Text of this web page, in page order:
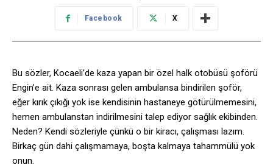
Facebook X
Bu sözler, Kocaeli’de kaza yapan bir özel halk otobüsü şoförü
Engin’e ait. Kaza sonrası gelen ambulansa bindirilen şoför,
eğer kırık çıkığı yok ise kendisinin hastaneye götürülmemesini,
hemen ambulanstan indirilmesini talep ediyor sağlık ekibinden.
Neden? Kendi sözleriyle çünkü o bir kiracı, çalışması lazım.
Birkaç gün dahi çalışmamaya, boşta kalmaya tahammülü yok
onun.